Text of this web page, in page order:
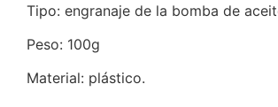
Tipo: engranaje de la bomba de
Peso: 100g
Material: plástico.